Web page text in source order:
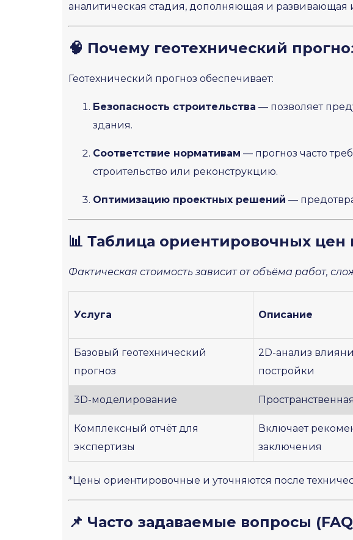
аналитическая стадия, дополняющая и развивающая
🧠 Почему геотехнический
Геотехнический прогноз обеспечивает:
Безопасность строительства — позволяет
здания.
Соответствие нормативам — прогноз часто
строительство или реконструкцию.
Оптимизацию проектных решений —
📊 Таблица ориентировочных цен
Фактическая стоимость зависит от объёма работ,
Услуга Описание
Базовый геотехнический
прогноз
2D-анализ
постройки
3D-моделирование
Комплексный отчёт для
экспертизы
Включает
заключения
*Цены ориентировочные и уточняются после
📌 Часто задаваемые вопросы